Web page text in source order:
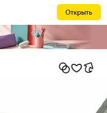
Открыть